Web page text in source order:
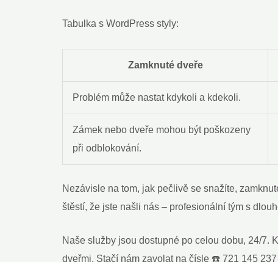
Tabulka s WordPress styly:
Zamknuté dveře
Problém může nastat kdykoli a kdekoli.
Zámek nebo dveře mohou být poškozeny
při odblokování.
Nezávisle na tom, jak pečlivě se snažíte,
štěstí, že jste našli nás – profesionální tým s
Naše služby jsou dostupné po celou dobu, 24/7.
dveřmi. Stačí nám zavolat na čísle ☎️ 721 145